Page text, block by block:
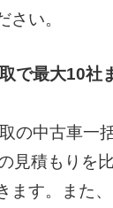
さい。
で最大10社
の中古車一
見積もりを
ます。また